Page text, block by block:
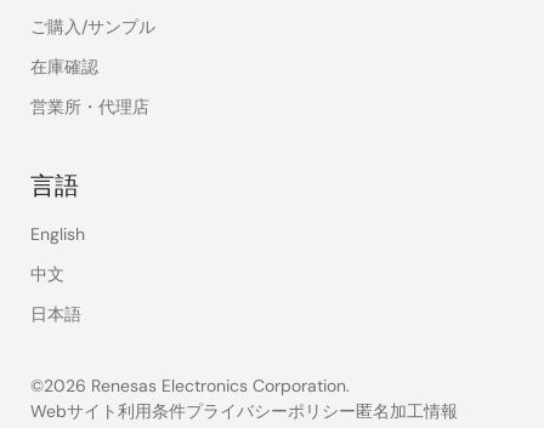
ご購入/サンプル
在庫確認
営業所・代理店
言語
English
中文
日本語
©2026 Renesas Electronics Corporation.
Webサイト利用条件プライバシーポリシー匿名加工情報